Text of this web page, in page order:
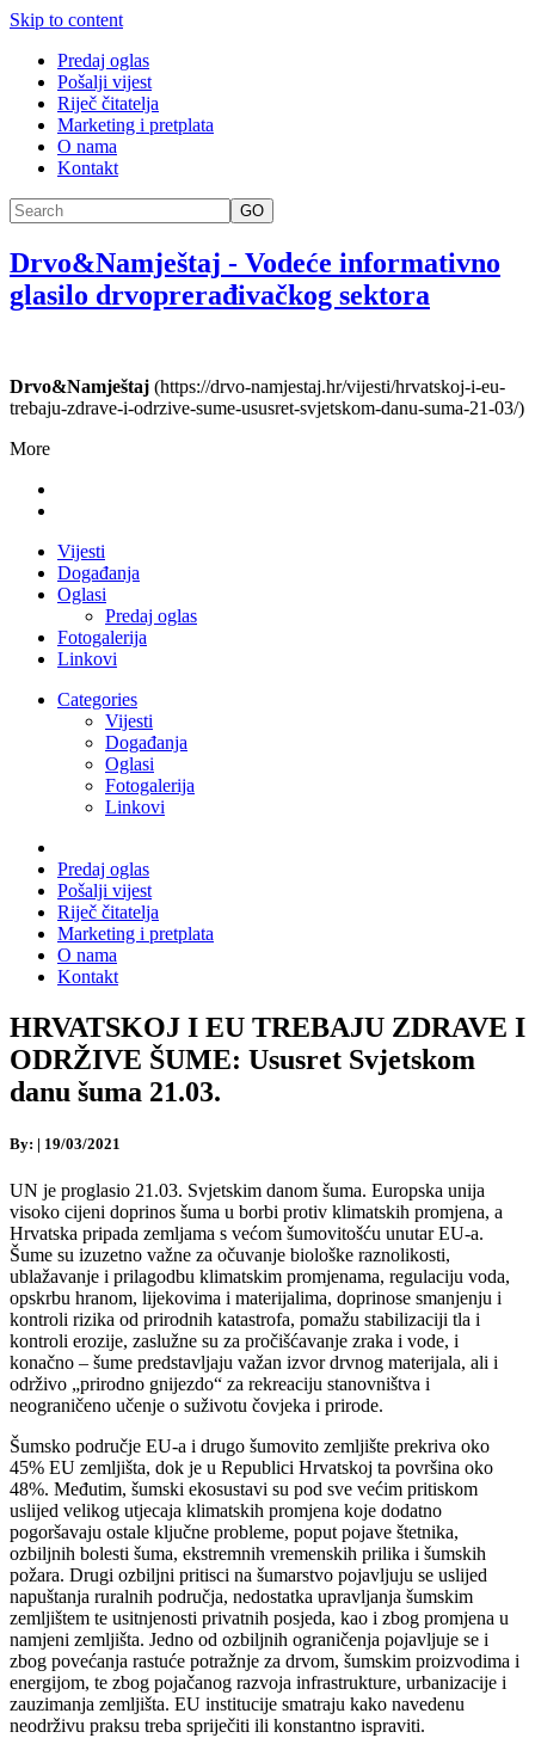
Skip to content
Predaj oglas
Pošalji vijest
Riječ čitatelja
Marketing i pretplata
O nama
Kontakt
GO
Drvo&Namještaj - Vodeće informativno
glasilo drvoprerađivačkog sektora
Drvo&Namještaj (https://drvo-namjestaj.hr/vijesti/hrvatskoj-i-eu-
trebaju-zdrave-i-odrzive-sume-ususret-svjetskom-danu-suma-21-03/)
More
Vijesti
Događanja
Oglasi
Predaj oglas
Fotogalerija
Linkovi
Categories
Vijesti
Događanja
Oglasi
Fotogalerija
Linkovi
Predaj oglas
Pošalji vijest
Riječ čitatelja
Marketing i pretplata
O nama
Kontakt
HRVATSKOJ I EU TREBAJU ZDRAVE I
ODRŽIVE ŠUME: Ususret Svjetskom
danu šuma 21.03.
By: | 19/03/2021
UN je proglasio 21.03. Svjetskim danom šuma. Europska unija
visoko cijeni doprinos šuma u borbi protiv klimatskih promjena, a
Hrvatska pripada zemljama s većom šumovitošću unutar EU-a.
Šume su izuzetno važne za očuvanje biološke raznolikosti,
ublažavanje i prilagodbu klimatskim promjenama, regulaciju voda,
opskrbu hranom, lijekovima i materijalima, doprinose smanjenju i
kontroli rizika od prirodnih katastrofa, pomažu stabilizaciji tla i
kontroli erozije, zaslužne su za pročišćavanje zraka i vode, i
konačno – šume predstavljaju važan izvor drvnog materijala, ali i
održivo „prirodno gnijezdo“ za rekreaciju stanovništva i
neograničeno učenje o suživotu čovjeka i prirode.
Šumsko područje EU-a i drugo šumovito zemljište prekriva oko
45% EU zemljišta, dok je u Republici Hrvatskoj ta površina oko
48%. Međutim, šumski ekosustavi su pod sve većim pritiskom
uslijed velikog utjecaja klimatskih promjena koje dodatno
pogoršavaju ostale ključne probleme, poput pojave štetnika,
ozbiljnih bolesti šuma, ekstremnih vremenskih prilika i šumskih
požara. Drugi ozbiljni pritisci na šumarstvo pojavljuju se uslijed
napuštanja ruralnih područja, nedostatka upravljanja šumskim
zemljištem te usitnjenosti privatnih posjeda, kao i zbog promjena u
namjeni zemljišta. Jedno od ozbiljnih ograničenja pojavljuje se i
zbog povećanja rastuće potražnje za drvom, šumskim proizvodima i
energijom, te zbog pojačanog razvoja infrastrukture, urbanizacije i
zauzimanja zemljišta. EU institucije smatraju kako navedenu
neodrživu praksu treba spriječiti ili konstantno ispraviti.